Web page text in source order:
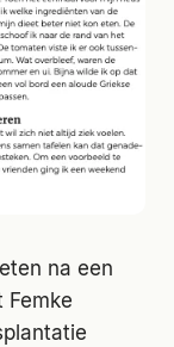
na een
Femke